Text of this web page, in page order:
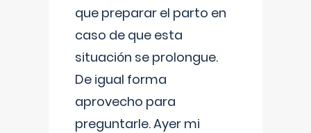
que preparar el parto en
caso de que esta
situación se prolongue.
De igual forma
aprovecho para
preguntarle. Ayer mi